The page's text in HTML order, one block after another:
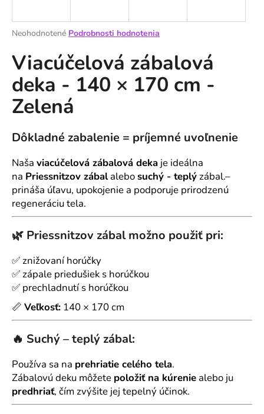
Priemerné
produktu
je
0,0
z
5
hviezdičiek.
Neohodnotené Podrobnosti hodnotenia
Viacúčelová zábalová
deka - 140 × 170 cm -
Zelená
Dôkladné zabalenie = príjemné uvoľnenie
Naša viacúčelová zábalová deka je ideálna
na Priessnitzov zábalalebosuchý - teplý zábal.–
prináša úľavu, upokojenie a podporuje prirodzenú
regeneráciu tela.
🌿 Priessnitzov zábal možno použiť pri:
✅ znižovaní horúčky
✅ zápale priedušiek s horúčkou
✅ prechladnutí s horúčkou
📏 Veľkosť: 140 × 170 cm
🔥 Suchý – teplý zábal:
Používa sa na prehriatie celého tela.
Zábalovú deku môžete položiť na kúrenie alebo ju
predhriať, čím zvýšite jej tepelný účinok.
j
ť
?
HĽADAŤ
O
d
p
r
č
a
m
e